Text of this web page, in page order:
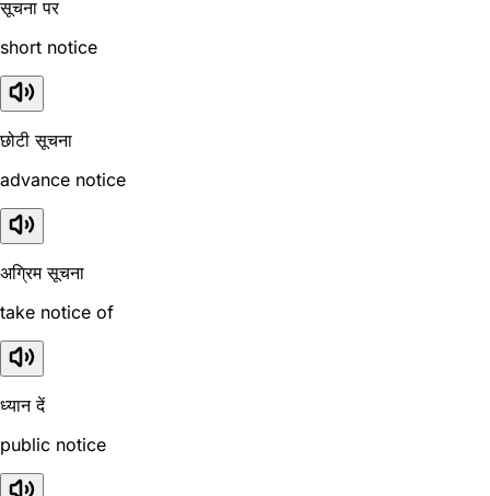
सूचना पर
short notice
छोटी सूचना
advance notice
अग्रिम सूचना
take notice of
ध्यान दें
public notice